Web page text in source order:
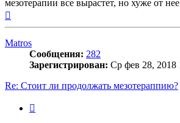
мезотерапии все вырастет, но хуже от
Matros
Сообщения: 282
Зарегистрирован: Ср фев 28, 2018
Re: Стоит ли продолжать мезотераппию?